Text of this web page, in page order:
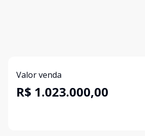
Valor venda
R$ 1.023.000,00